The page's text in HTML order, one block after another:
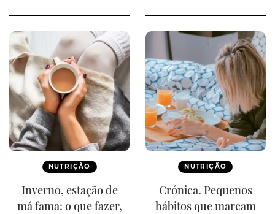
NUTRIÇÃO
Inverno, estação de
má fama: o que fazer,
NUTRIÇÃO
Crónica. Pequenos
hábitos que marcam